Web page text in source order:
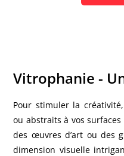
Vitrophanie -
Pour stimuler la
ou abstraits à vos
des œuvres d’art ou des
dimension visuelle